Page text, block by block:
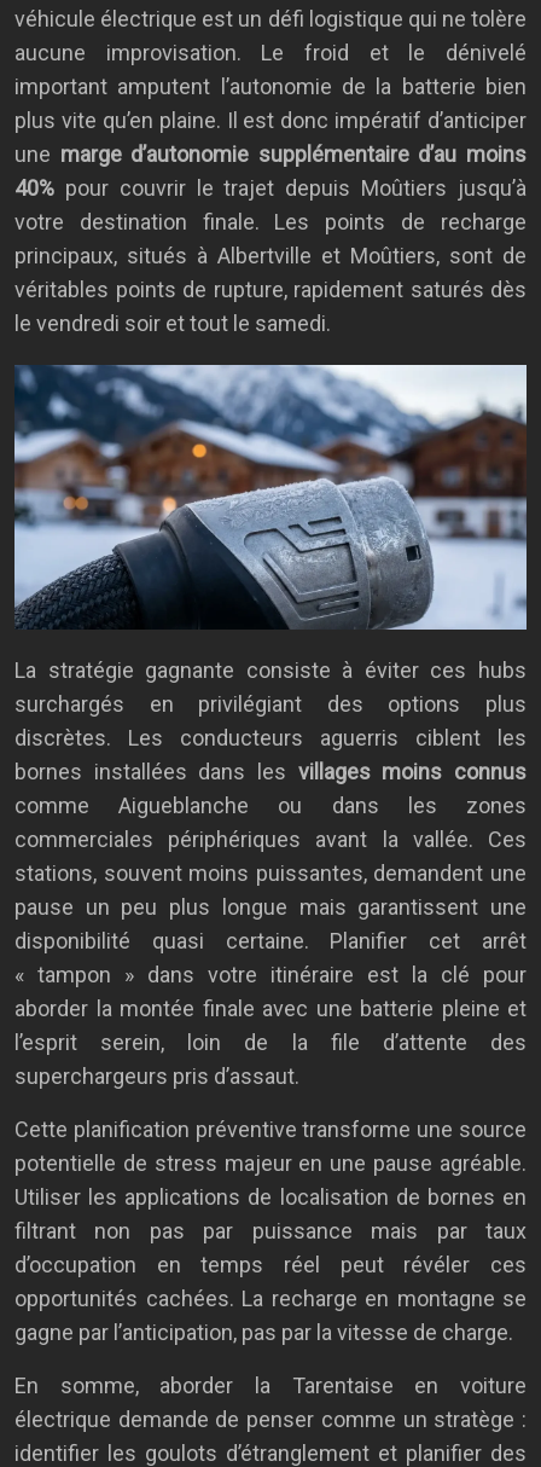
véhicule électrique est un défi logistique qui ne tolère
aucune improvisation. Le froid et le dénivelé
important amputent l’autonomie de la batterie bien
plus vite qu’en plaine. Il est donc impératif d’anticiper
une marge d’autonomie supplémentaire d’au moins
40% pour couvrir le trajet depuis Moûtiers jusqu’à
votre destination finale. Les points de recharge
principaux, situés à Albertville et Moûtiers, sont de
véritables points de rupture, rapidement saturés dès
le vendredi soir et tout le samedi.
La stratégie gagnante consiste à éviter ces hubs
surchargés en privilégiant des options plus
discrètes. Les conducteurs aguerris ciblent les
bornes installées dans les villages moins connus
comme Aigueblanche ou dans les zones
commerciales périphériques avant la vallée. Ces
stations, souvent moins puissantes, demandent une
pause un peu plus longue mais garantissent une
disponibilité quasi certaine. Planifier cet arrêt
« tampon » dans votre itinéraire est la clé pour
aborder la montée finale avec une batterie pleine et
l’esprit serein, loin de la file d’attente des
superchargeurs pris d’assaut.
Cette planification préventive transforme une source
potentielle de stress majeur en une pause agréable.
Utiliser les applications de localisation de bornes en
filtrant non pas par puissance mais par taux
d’occupation en temps réel peut révéler ces
opportunités cachées. La recharge en montagne se
gagne par l’anticipation, pas par la vitesse de charge.
En somme, aborder la Tarentaise en voiture
électrique demande de penser comme un stratège :
identifier les goulots d’étranglement et planifier des